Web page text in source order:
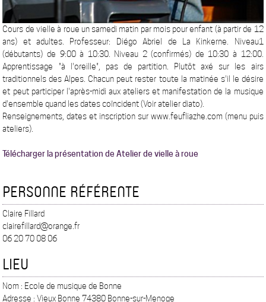
Cours de vielle à roue un samedi matin par mois pour enfant (à partir de 12
ans) et adultes. Professeur: Diégo Abriel de La Kinkerne. Niveau1
(débutants) de 9:00 à 10:30. Niveau 2 (confirmés) de 10:30 à 12:00.
Apprentissage "à l'oreille", pas de partition. Plutôt axé sur les airs
traditionnels des Alpes. Chacun peut rester toute la matinée s'il le désire
et peut participer l'après-midi aux ateliers et manifestation de la musique
d'ensemble quand les dates coïncident (Voir atelier diato).
Renseignements, dates et inscription sur www.feufliazhe.com (menu puis
ateliers).
Télécharger la présentation de Atelier de vielle à roue
PERSONNE RÉFÉRENTE
Claire Fillard
clairefillard@orange.fr
06 20 70 08 06
LIEU
Nom : Ecole de musique de Bonne
Adresse : Vieux Bonne 74380 Bonne-sur-Menoge